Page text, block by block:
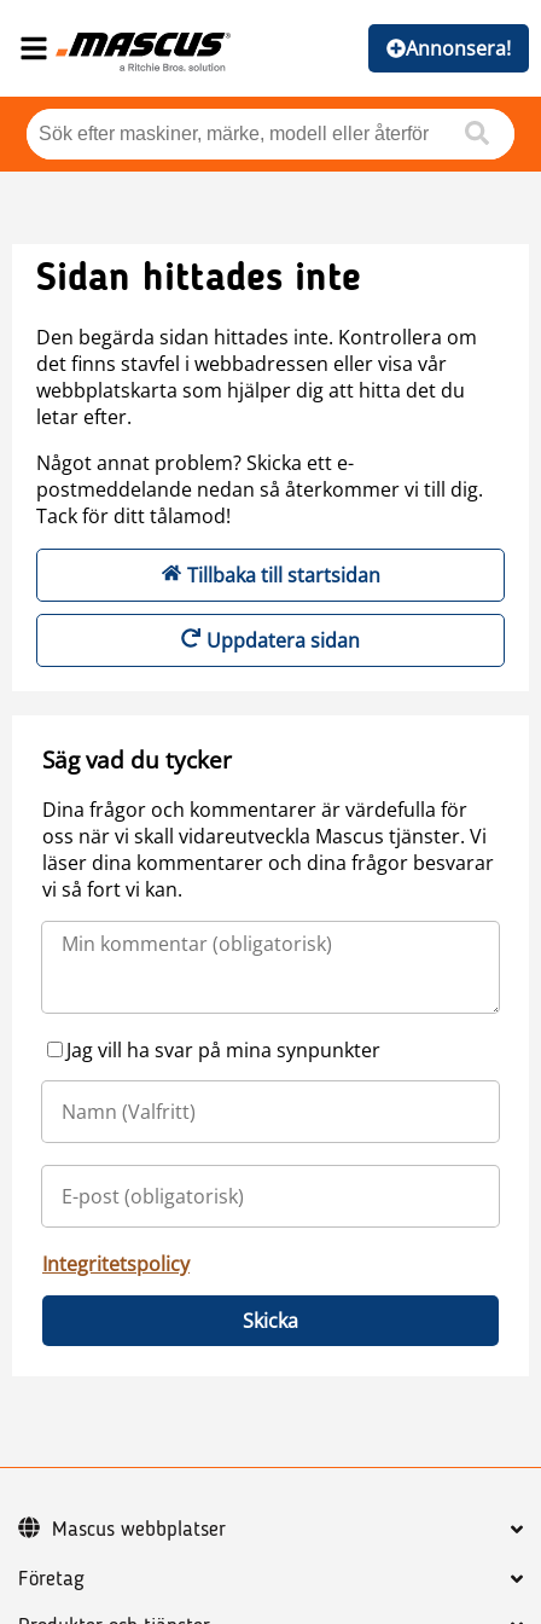
Annonsera!
Sidan hittades inte
Den begärda sidan hittades inte. Kontrollera om
det finns stavfel i webbadressen eller visa vår
webbplatskarta som hjälper dig att hitta det du
letar efter.
Något annat problem? Skicka ett e-
postmeddelande nedan så återkommer vi till dig.
Tack för ditt tålamod!
Tillbaka till startsidan
Uppdatera sidan
Säg vad du tycker
Dina frågor och kommentarer är värdefulla för
oss när vi skall vidareutveckla Mascus tjänster. Vi
läser dina kommentarer och dina frågor besvarar
vi så fort vi kan.
Jag vill ha svar på mina synpunkter
Integritetspolicy
Skicka
Företag
Mascus webbplatser